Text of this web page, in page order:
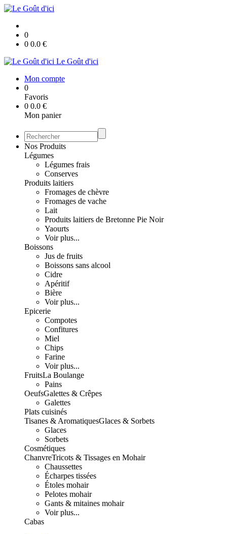
0
0 0.0 €
Le Goût d'ici
Mon compte
0
Favoris
0 0.0 €
Mon panier
Nos Produits
Légumes
Légumes frais
Conserves
Produits laitiers
Fromages de chèvre
Fromages de vache
Lait
Produits laitiers de Bretonne Pie Noir
Yaourts
Voir plus...
Boissons
Jus de fruits
Boissons sans alcool
Cidre
Apéritif
Bière
Voir plus...
Epicerie
Compotes
Confitures
Miel
Chips
Farine
Voir plus...
FruitsLa Boulange
Pains
OeufsGalettes & Crêpes
Galettes
Plats cuisinés
Tisanes & AromatiquesGlaces & Sorbets
Glaces
Sorbets
Cosmétiques
ChanvreTricots & Tissages en Mohair
Chaussettes
Écharpes tissées
Étoles mohair
Pelotes mohair
Gants & mitaines mohair
Voir plus...
Cabas